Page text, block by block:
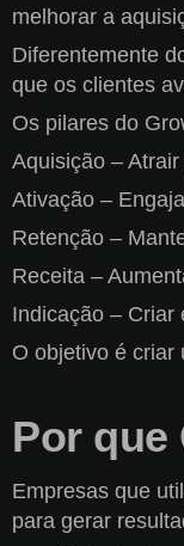
melhorar a
Diferentemente
que os clientes
Os pilares do
Aquisição –
Ativação –
Retenção –
Receita –
Indicação – Criar
O objetivo é criar
Por que
Empresas que
para gerar